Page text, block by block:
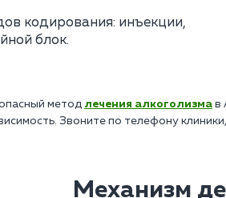
кодирования: инъекции,
блок.
метод лечения алкоголизма в
Звоните по телефону
Механизм